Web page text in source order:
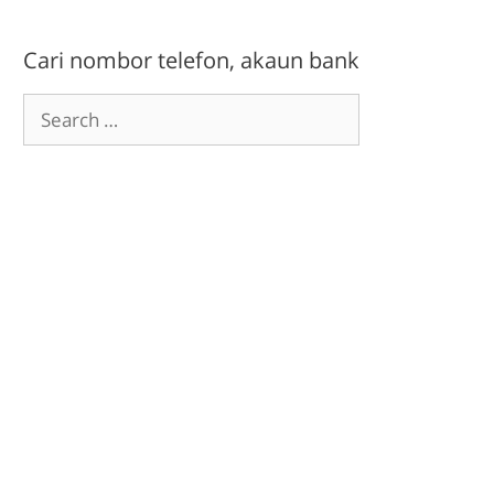
Cari nombor telefon, akaun bank
Search
for: